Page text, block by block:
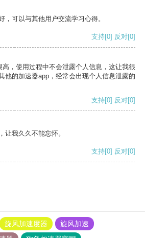
，可以与其他用户交流学习心得。
支持[0] 反对[0]
，使用过程中不会泄露个人信息，这让我很
他的加速器app，经常会出现个人信息泄露的
支持[0] 反对[0]
让我久久不能忘怀。
支持[0] 反对[0]
旋风加速度器
旋风加速